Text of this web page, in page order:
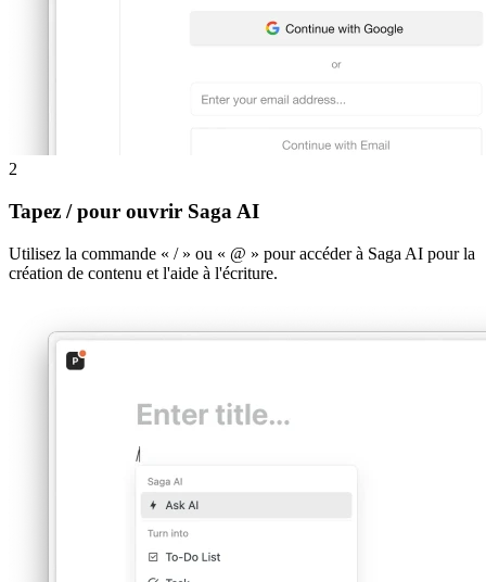
2
Tapez / pour ouvrir Saga AI
Utilisez la commande « / » ou « @ » pour accéder à Saga AI pour la
création de contenu et l'aide à l'écriture.